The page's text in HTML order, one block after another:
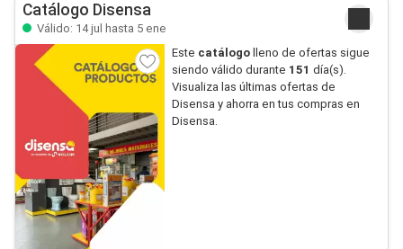
Catálogo Disensa
Válido: 14 jul hasta 5 ene
Este catálogo lleno de ofertas sigue
siendo válido durante 151 día(s).
Visualiza las últimas ofertas de
Disensa y ahorra en tus compras en
Disensa.